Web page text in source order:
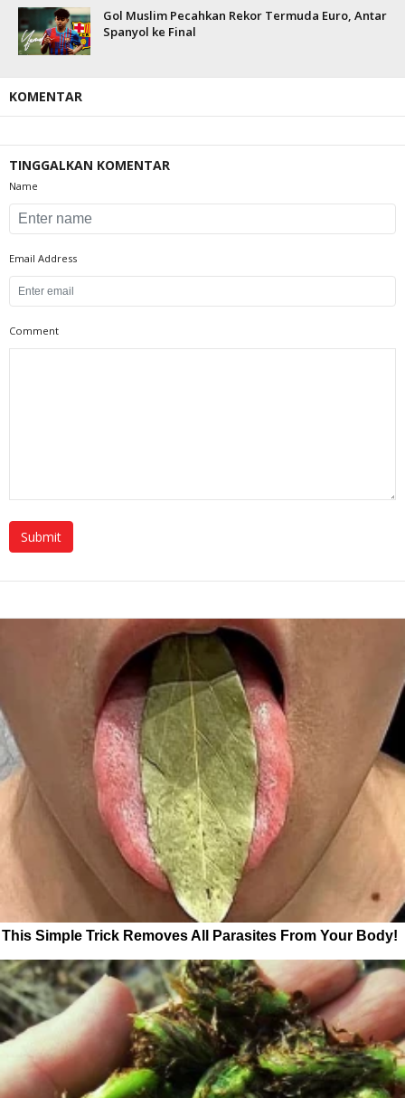
Gol Muslim Pecahkan Rekor Termuda Euro, Antar
Spanyol ke Final
KOMENTAR
TINGGALKAN KOMENTAR
Name
Email Address
Comment
This Simple Trick Removes All Parasites From Your Body!